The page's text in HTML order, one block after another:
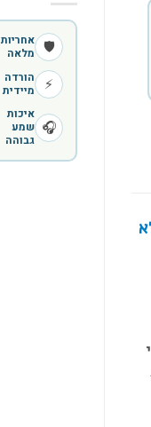
🛡️ אחריות
מלאה
⚡
הורדה
מיידית
🎧
איכות
שמע
גבוהה